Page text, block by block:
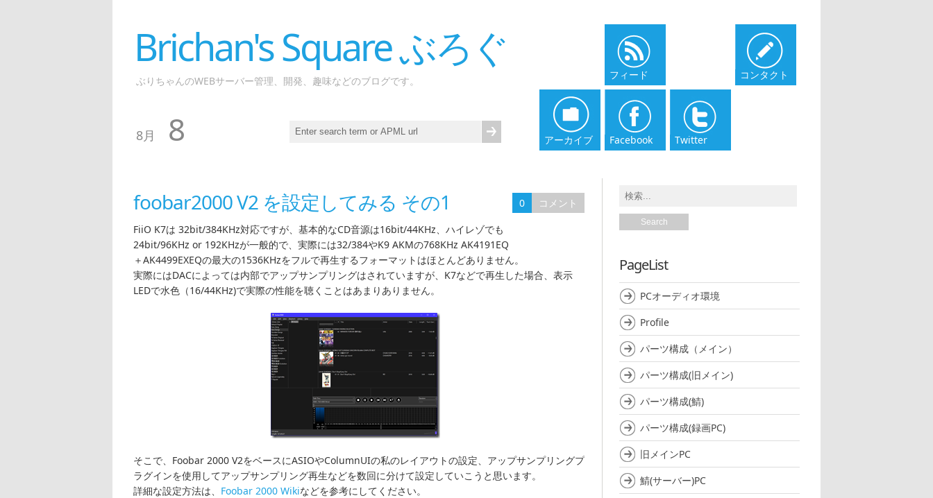
Brichan's Square ぶろぐ
ぶりちゃんのWEBサーバー管理、開発、趣味などのブログです。
8月 8
フィード コンタクト
アーカイブ Facebook Twitter
foobar2000 V2 を設定してみる その1 0
コメント
FiiO K7は 32bit/384KHz対応ですが、基本的なCD音源は16bit/44KHz、ハイレゾでも
24bit/96KHz or 192KHzが一般的で、実際には32/384やK9 AKMの768KHz AK4191EQ
＋AK4499EXEQの最大の1536KHzをフルで再生するフォーマットはほとんどありません。
実際にはDACによっては内部でアップサンプリングはされていますが、K7などで再生した場合、表示
LEDで水色（16/44KHz)で実際の性能を聴くことはあまりありません。
そこで、Foobar 2000 V2をベースにASIOやColumnUIの私のレイアウトの設定、アップサンプリングプ
ラグインを使用してアップサンプリング再生などを数回に分けて設定していこうと思います。
詳細な設定方法は、 Foobar 2000 Wikiなどを参考にしてください。
PageList
PCオーディオ環境
Profile
パーツ構成（メイン）
パーツ構成(旧メイン)
パーツ構成(鯖)
パーツ構成(録画PC)
旧メインPC
鯖(サーバー)PC